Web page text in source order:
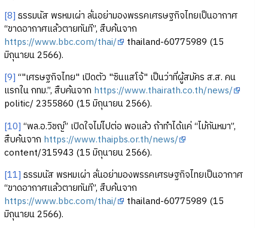
[8] ธรรมนัส พรหมเผ่า ลั่นอย่ามองพรรคเศรษฐกิจไทยเป็นอากาศ
“ขาดอากาศแล้วตายทันที”, สืบค้นจาก
https://www.bbc.com/thai/
thailand-60775989 (15
มิถุนายน 2566).
[9] “"เศรษฐกิจไทย" เปิดตัว "ซินแสโจ้" เป็นว่าที่ผู้สมัคร ส.ส. คน
แรกใน กทม.”, สืบค้นจาก https://www.thairath.co.th/news/
politic/ 2355860 (15 มิถุนายน 2566).
[10] “พล.อ.วิชญ์” เปิดใจไม่ไปต่อ พอแล้ว ถ้าทำได้แค่ “ไม้กันหมา”,
สืบค้นจาก https://www.thaipbs.or.th/news/
content/315943 (15 มิถุนายน 2566).
[11] ธรรมนัส พรหมเผ่า ลั่นอย่ามองพรรคเศรษฐกิจไทยเป็นอากาศ
“ขาดอากาศแล้วตายทันที”, สืบค้นจาก
https://www.bbc.com/thai/
thailand-60775989 (15
มิถุนายน 2566).